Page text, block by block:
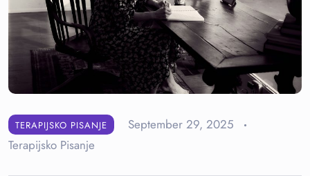
TERAPIJSKO PISANJE
September 29, 2025
Terapijsko Pisanje